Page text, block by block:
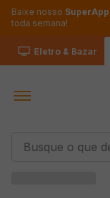
Baixe nosso SuperApp
toda semana!
Eletro & Bazar